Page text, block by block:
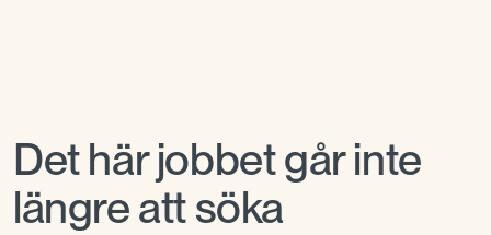
Det här jobbet går inte
längre att söka